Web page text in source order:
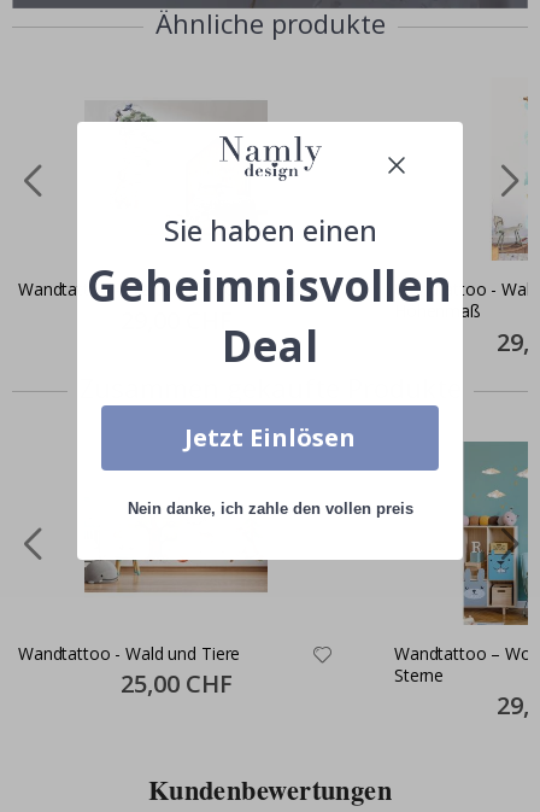
Ähnliche produkte
Wandtattoo - Waldtiere / Höhenmaß
Wandtattoo -
Höhenmaß
Price
Wandtattoo - Wald und Tiere
Special
Price
25,00 CHF
Wandtattoo –
Sterne
Price
Kundenbewertungen
Sie haben einen
Geheimnisvollen
Deal
Jetzt Einlösen
Nein danke, ich zahle den vollen preis